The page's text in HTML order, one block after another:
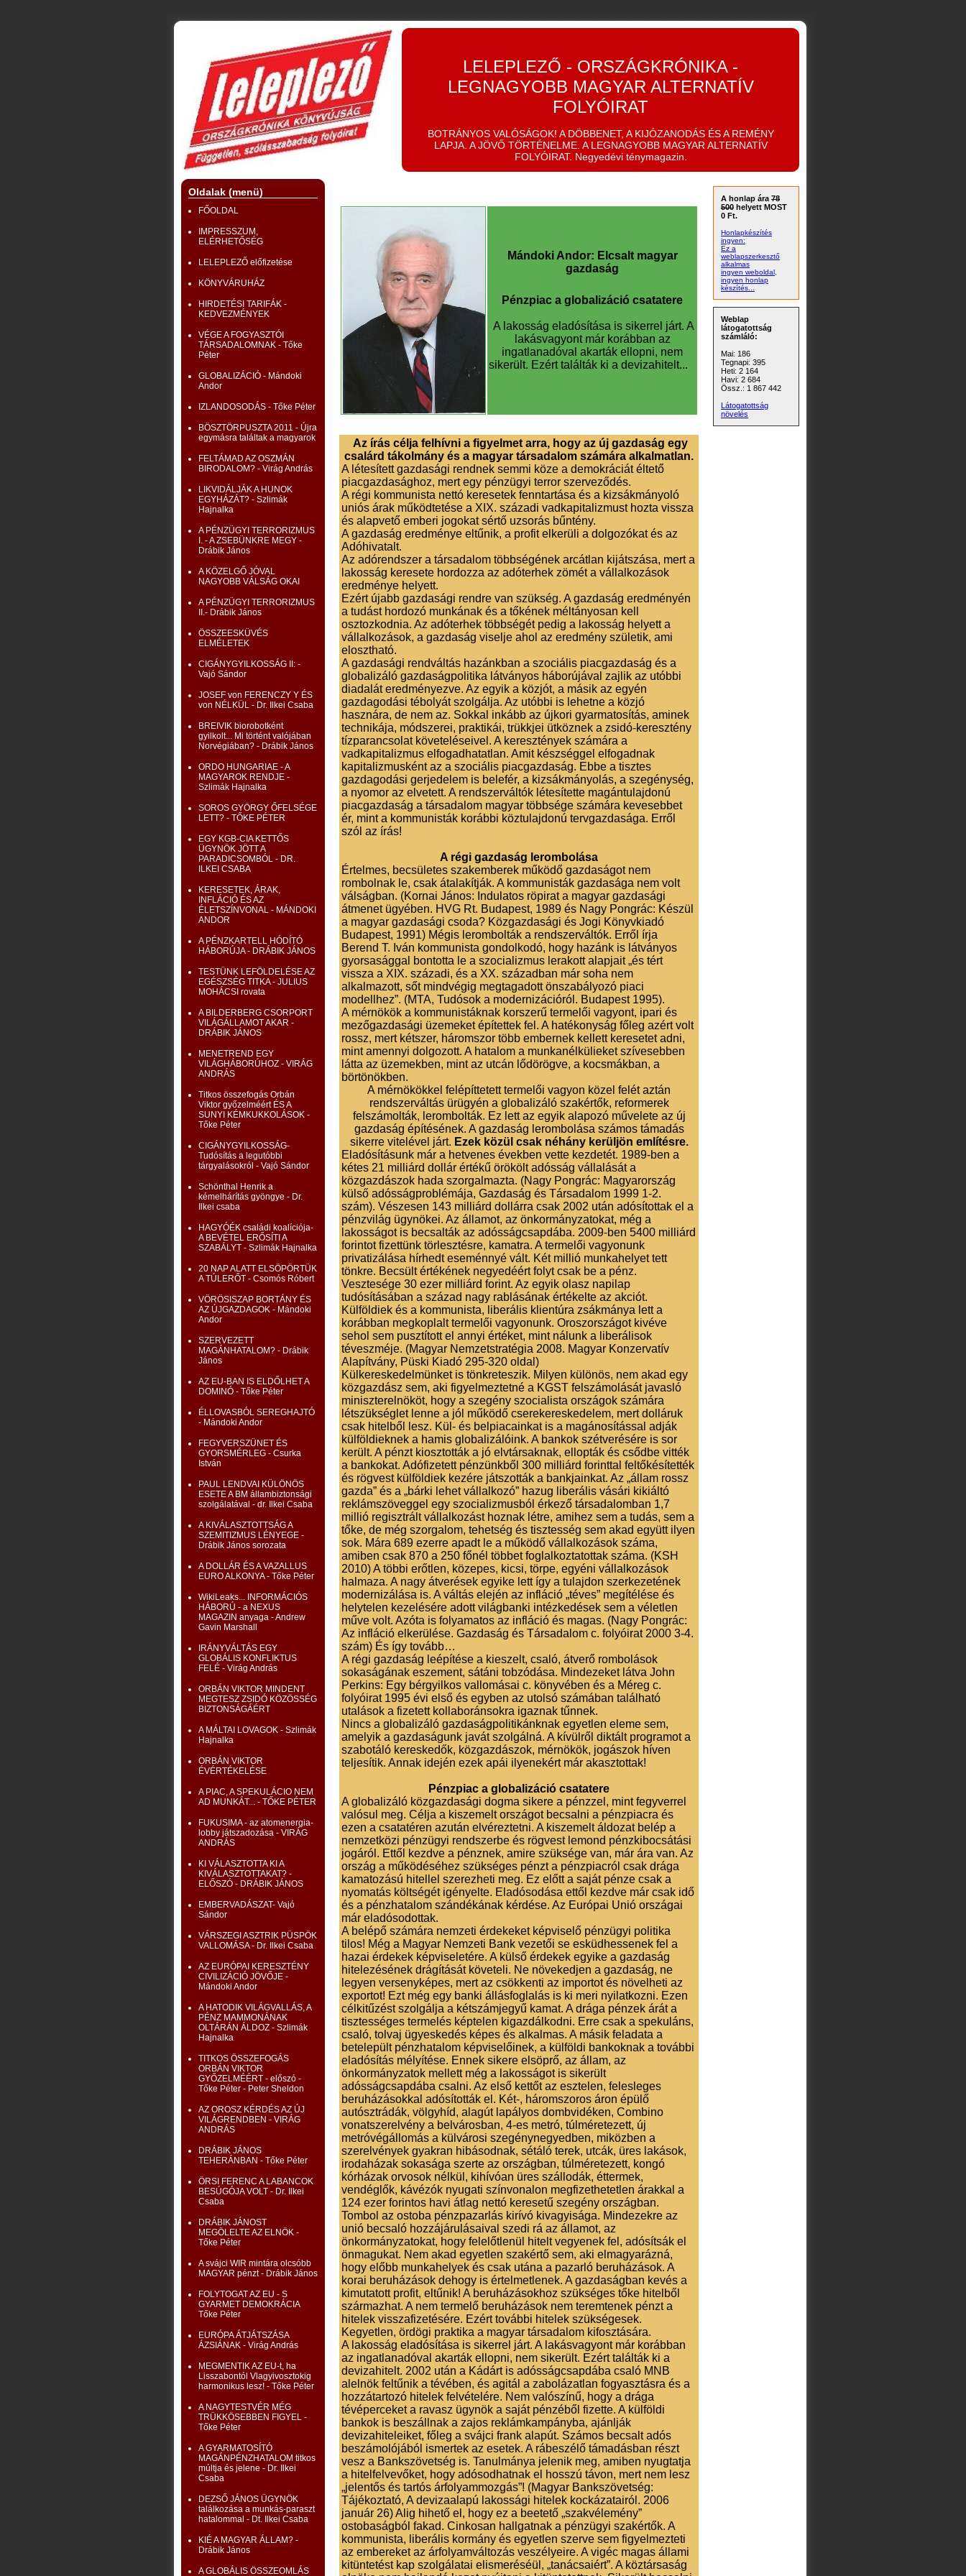
LELEPLEZŐ - ORSZÁGKRÓNIKA -
LEGNAGYOBB MAGYAR ALTERNATÍV
FOLYÓIRAT
BOTRÁNYOS VALÓSÁGOK! A DÖBBENET, A KIJÓZANODÁS ÉS A REMÉNY
LAPJA. A JÖVŐ TÖRTÉNELME. A LEGNAGYOBB MAGYAR ALTERNATÍV
FOLYÓIRAT. Negyedévi ténymagazin.
Oldalak (menü)
FŐOLDAL
IMPRESSZUM,
ELÉRHETŐSÉG
LELEPLEZŐ előfizetése
KÖNYVÁRUHÁZ
HIRDETÉSI TARIFÁK -
KEDVEZMÉNYEK
VÉGE A FOGYASZTÓI
TÁRSADALOMNAK - Tőke
Péter
GLOBALIZÁCIÓ - Mándoki
Andor
IZLANDOSODÁS - Tőke Péter
BÖSZTÖRPUSZTA 2011 - Újra
egymásra találtak a magyarok
FELTÁMAD AZ OSZMÁN
BIRODALOM? - Virág András
LIKVIDÁLJÁK A HUNOK
EGYHÁZÁT? - Szlimák
Hajnalka
A PÉNZÜGYI TERRORIZMUS
I. - A ZSEBÜNKRE MEGY -
Drábik János
A KÖZELGŐ JÓVAL
NAGYOBB VÁLSÁG OKAI
A PÉNZÜGYI TERRORIZMUS
II.- Drábik János
ÖSSZEESKÜVÉS
ELMÉLETEK
CIGÁNYGYILKOSSÁG II: -
Vajó Sándor
JOSEF von FERENCZY Y ÉS
von NÉLKÜL - Dr. Ilkei Csaba
BREIVIK biorobotként
gyilkolt... Mi történt valójában
Norvégiában? - Drábik János
ORDO HUNGARIAE - A
MAGYAROK RENDJE -
Szlimák Hajnalka
SOROS GYÖRGY ŐFELSÉGE
LETT? - TŐKE PÉTER
EGY KGB-CIA KETTŐS
ÜGYNÖK JÖTT A
PARADICSOMBÓL - DR.
ILKEI CSABA
KERESETEK, ÁRAK,
INFLÁCIÓ ÉS AZ
ÉLETSZÍNVONAL - MÁNDOKI
ANDOR
A PÉNZKARTELL HÓDÍTÓ
HÁBORÚJA - DRÁBIK JÁNOS
TESTÜNK LEFÖLDELÉSE AZ
EGÉSZSÉG TITKA - JULIUS
MOHÁCSI rovata
A BILDERBERG CSORPORT
VILÁGÁLLAMOT AKAR -
DRÁBIK JÁNOS
MENETREND EGY
VILÁGHÁBORÚHOZ - VIRÁG
ANDRÁS
Titkos összefogás Orbán
Viktor győzelméért ÉS A
SUNYI KÉMKUKKOLÁSOK -
Tőke Péter
CIGÁNYGYILKOSSÁG-
Tudósítás a legutóbbi
tárgyalásokról - Vajó Sándor
Schönthal Henrik a
kémelhárítás gyöngye - Dr.
Ilkei csaba
HAGYÓÉK családi koalíciója-
A BEVÉTEL ERŐSÍTI A
SZABÁLYT - Szlimák Hajnalka
20 NAP ALATT ELSÖPÖRTÜK
A TÚLERŐT - Csomós Róbert
VÖRÖSISZAP BORTÁNY ÉS
AZ ÚJGAZDAGOK - Mándoki
Andor
SZERVEZETT
MAGÁNHATALOM? - Drábik
János
AZ EU-BAN IS ELDŐLHET A
DOMINÓ - Tőke Péter
ÉLLOVASBÓL SEREGHAJTÓ
- Mándoki Andor
FEGYVERSZÜNET ÉS
GYORSMÉRLEG - Csurka
István
PAUL LENDVAI KÜLÖNÖS
ESETE A BM állambiztonsági
szolgálatával - dr. Ilkei Csaba
A KIVÁLASZTOTTSÁG A
SZEMITIZMUS LÉNYEGE -
Drábik János sorozata
A DOLLÁR ÉS A VAZALLUS
EURO ALKONYA - Tőke Péter
WikiLeaks... INFORMÁCIÓS
HÁBORÚ - a NEXUS
MAGAZIN anyaga - Andrew
Gavin Marshall
IRÁNYVÁLTÁS EGY
GLOBÁLIS KONFLIKTUS
FELÉ - Virág András
ORBÁN VIKTOR MINDENT
MEGTESZ ZSIDÓ KÖZÖSSÉG
BIZTONSÁGÁÉRT
A MÁLTAI LOVAGOK - Szlimák
Hajnalka
ORBÁN VIKTOR
ÉVÉRTÉKELÉSE
A PIAC, A SPEKULÁCIO NEM
AD MUNKÁT... - TŐKE PÉTER
FUKUSIMA - az atomenergia-
lobby játszadozása - VIRÁG
ANDRÁS
KI VÁLASZTOTTA KI A
KIVÁLASZTOTTAKAT? -
ELŐSZÓ - DRÁBIK JÁNOS
EMBERVADÁSZAT- Vajó
Sándor
VÁRSZEGI ASZTRIK PÜSPÖK
VALLOMÁSA - Dr. Ilkei Csaba
AZ EURÓPAI KERESZTÉNY
CIVILIZÁCIÓ JÖVŐJE -
Mándoki Andor
A HATODIK VILÁGVALLÁS, A
PÉNZ MAMMONÁNAK
OLTÁRÁN ÁLDOZ - Szlimák
Hajnalka
TITKOS ÖSSZEFOGÁS
ORBÁN VIKTOR
GYŐZELMÉÉRT - előszó -
Tőke Péter - Peter Sheldon
AZ OROSZ KÉRDÉS AZ ÚJ
VILÁGRENDBEN - VIRÁG
ANDRÁS
DRÁBIK JÁNOS
TEHERÁNBAN - Tőke Péter
ÖRSI FERENC A LABANCOK
BESÚGÓJA VOLT - Dr. Ilkei
Csaba
DRÁBIK JÁNOST
MEGÖLELTE AZ ELNÖK -
Tőke Péter
A svájci WIR mintára olcsóbb
MAGYAR pénzt - Drábik János
FOLYTOGAT AZ EU - S
GYARMET DEMOKRÁCIA
Tőke Péter
EURÓPA ÁTJÁTSZÁSA
ÁZSIÁNAK - Virág András
MEGMENTIK AZ EU-t, ha
Lisszabontól Vlagyivosztokig
harmonikus lesz! - Tőke Péter
A NAGYTESTVÉR MÉG
TRÜKKÖSEBBEN FIGYEL -
Tőke Péter
A GYARMATOSÍTÓ
MAGÁNPÉNZHATALOM titkos
múltja és jelene - Dr. Ilkei
Csaba
DEZSŐ JÁNOS ÜGYNÖK
találkozása a munkás-paraszt
hatalommal - Dt. Ilkei Csaba
KIÉ A MAGYAR ÁLLAM? -
Drábik János
A GLOBÁLIS ÖSSZEOMLÁS
Mándoki Andor: Elcsalt magyar
gazdaság
Pénzpiac a globalizáció csatatere
A lakosság eladósítása is sikerrel járt. A
lakásvagyont már korábban az
ingatlanadóval akarták ellopni, nem
sikerült. Ezért találták ki a devizahitelt...
Az írás célja felhívni a figyelmet arra, hogy az új gazdaság egy
csalárd tákolmány és a magyar társadalom számára alkalmatlan.
A létesített gazdasági rendnek semmi köze a demokráciát éltető
piacgazdasághoz, mert egy pénzügyi terror szerveződés.
A régi kommunista nettó keresetek fenntartása és a kizsákmányoló
uniós árak működtetése a XIX. századi vadkapitalizmust hozta vissza
és alapvető emberi jogokat sértő uzsorás bűntény.
A gazdaság eredménye eltűnik, a profit elkerüli a dolgozókat és az
Adóhivatalt.
Az adórendszer a társadalom többségének arcátlan kijátszása, mert a
lakosság keresete hordozza az adóterhek zömét a vállalkozások
eredménye helyett.
Ezért újabb gazdasági rendre van szükség. A gazdaság eredményén
a tudást hordozó munkának és a tőkének méltányosan kell
osztozkodnia. Az adóterhek többségét pedig a lakosság helyett a
vállalkozások, a gazdaság viselje ahol az eredmény születik, ami
elosztható.
A gazdasági rendváltás hazánkban a szociális piacgazdaság és a
globalizáló gazdaságpolitika látványos háborújával zajlik az utóbbi
diadalát eredményezve. Az egyik a közjót, a másik az egyén
gazdagodási tébolyát szolgálja. Az utóbbi is lehetne a közjó
hasznára, de nem az. Sokkal inkább az újkori gyarmatosítás, aminek
technikája, módszerei, praktikái, trükkjei ütköznek a zsidó-keresztény
tízparancsolat követeléseivel. A keresztények számára a
vadkapitalizmus elfogadhatatlan. Amit készséggel elfogadnak
kapitalizmusként az a szociális piacgazdaság. Ebbe a tisztes
gazdagodási gerjedelem is belefér, a kizsákmányolás, a szegénység,
a nyomor az elvetett. A rendszerváltók létesítette magántulajdonú
piacgazdaság a társadalom magyar többsége számára kevesebbet
ér, mint a kommunisták korábbi köztulajdonú tervgazdasága. Erről
szól az írás!
A régi gazdaság lerombolása
Értelmes, becsületes szakemberek működő gazdaságot nem
rombolnak le, csak átalakítják. A kommunisták gazdasága nem volt
válságban. (Kornai János: Indulatos röpirat a magyar gazdasági
átmenet ügyében. HVG Rt. Budapest, 1989 és Nagy Pongrác: Készül
a magyar gazdasági csoda? Közgazdasági és Jogi Könyvkiadó
Budapest, 1991) Mégis lerombolták a rendszerváltók. Erről írja
Berend T. Iván kommunista gondolkodó, hogy hazánk is látványos
gyorsasággal bontotta le a szocializmus lerakott alapjait „és tért
vissza a XIX. századi, és a XX. században már soha nem
alkalmazott, sőt mindvégig megtagadott önszabályozó piaci
modellhez”. (MTA, Tudósok a modernizációról. Budapest 1995).
A mérnökök a kommunistáknak korszerű termelői vagyont, ipari és
mezőgazdasági üzemeket építettek fel. A hatékonyság főleg azért volt
rossz, mert kétszer, háromszor több embernek kellett keresetet adni,
mint amennyi dolgozott. A hatalom a munkanélkülieket szívesebben
látta az üzemekben, mint az utcán lődörögve, a kocsmákban, a
börtönökben.
A mérnökökkel felépíttetett termelői vagyon közel felét aztán
rendszerváltás ürügyén a globalizáló szakértők, reformerek
felszámolták, lerombolták. Ez lett az egyik alapozó művelete az új
gazdaság építésének. A gazdaság lerombolása számos támadás
sikerre vitelével járt. Ezek közül csak néhány kerüljön említésre.
Eladósításunk már a hetvenes években vette kezdetét. 1989-ben a
kétes 21 milliárd dollár értékű örökölt adósság vállalását a
közgazdászok hada szorgalmazta. (Nagy Pongrác: Magyarország
külső adósságproblémája, Gazdaság és Társadalom 1999 1-2.
szám). Vészesen 143 milliárd dollárra csak 2002 után adósítottak el a
pénzvilág ügynökei. Az államot, az önkormányzatokat, még a
lakosságot is becsalták az adósságcsapdába. 2009-ben 5400 milliárd
forintot fizettünk törlesztésre, kamatra. A termelői vagyonunk
privatizálása hírhedt eseménnyé vált. Két millió munkahelyet tett
tönkre. Becsült értékének negyedéért folyt csak be a pénz.
Vesztesége 30 ezer milliárd forint. Az egyik olasz napilap
tudósításában a század nagy rablásának értékelte az akciót.
Külföldiek és a kommunista, liberális klientúra zsákmánya lett a
korábban megkoplalt termelői vagyonunk. Oroszországot kivéve
sehol sem pusztított el annyi értéket, mint nálunk a liberálisok
téveszméje. (Magyar Nemzetstratégia 2008. Magyar Konzervatív
Alapítvány, Püski Kiadó 295-320 oldal)
Külkereskedelmünket is tönkreteszik. Milyen különös, nem akad egy
közgazdász sem, aki figyelmeztetné a KGST felszámolását javasló
miniszterelnököt, hogy a szegény szocialista országok számára
létszükséglet lenne a jól működő cserekereskedelem, mert dolláruk
csak hitelből lesz. Kül- és belpiacainkat is a magánosítással adják
külföldieknek a hamis globalizálóink. A bankok szétverésére is sor
került. A pénzt kiosztották a jó elvtársaknak, ellopták és csődbe vitték
a bankokat. Adófizetett pénzünkből 300 milliárd forinttal feltőkésítették
és rögvest külföldiek kezére játszották a bankjainkat. Az „állam rossz
gazda” és a „bárki lehet vállalkozó” hazug liberális vásári kikiáltó
reklámszöveggel egy szocializmusból érkező társadalomban 1,7
millió regisztrált vállalkozást hoznak létre, amihez sem a tudás, sem a
tőke, de még szorgalom, tehetség és tisztesség sem akad együtt ilyen
sok. Mára 689 ezerre apadt le a működő vállalkozások száma,
amiben csak 870 a 250 főnél többet foglalkoztatottak száma. (KSH
2010) A többi erőtlen, közepes, kicsi, törpe, egyéni vállalkozások
halmaza. A nagy átverések egyike lett így a tulajdon szerkezetének
modernizálása is. A váltás elején az infláció „téves” megítélése és
helytelen kezelésére adott világbanki intézkedések sem a véletlen
műve volt. Azóta is folyamatos az infláció és magas. (Nagy Pongrác:
Az infláció elkerülése. Gazdaság és Társadalom c. folyóirat 2000 3-4.
szám) És így tovább…
A régi gazdaság leépítése a kieszelt, csaló, átverő rombolások
sokaságának eszement, sátáni tobzódása. Mindezeket látva John
Perkins: Egy bérgyilkos vallomásai c. könyvében és a Méreg c.
folyóirat 1995 évi első és egyben az utolsó számában található
utalások a fizetett kollaboránsokra igaznak tűnnek.
Nincs a globalizáló gazdaságpolitikánknak egyetlen eleme sem,
amelyik a gazdaságunk javát szolgálná. A kívülről diktált programot a
szabotáló kereskedők, közgazdászok, mérnökök, jogászok híven
teljesítik. Annak idején ezek apái ilyenekért már akasztottak!
Pénzpiac a globalizáció csatatere
A globalizáló közgazdasági dogma sikere a pénzzel, mint fegyverrel
valósul meg. Célja a kiszemelt országot becsalni a pénzpiacra és
ezen a csatatéren azután elvéreztetni. A kiszemelt áldozat belép a
nemzetközi pénzügyi rendszerbe és rögvest lemond pénzkibocsátási
jogáról. Ettől kezdve a pénznek, amire szüksége van, már ára van. Az
ország a működéséhez szükséges pénzt a pénzpiacról csak drága
kamatozású hitellel szerezheti meg. Ez előtt a saját pénze csak a
nyomatás költségét igényelte. Eladósodása ettől kezdve már csak idő
és a pénzhatalom szándékának kérdése. Az Európai Unió országai
már eladósodottak.
A belépő számára nemzeti érdekeket képviselő pénzügyi politika
tilos! Még a Magyar Nemzeti Bank vezetői se esküdhessenek fel a
hazai érdekek képviseletére. A külső érdekek egyike a gazdaság
hitelezésének drágítását követeli. Ne növekedjen a gazdaság, ne
legyen versenyképes, mert az csökkenti az importot és növelheti az
exportot! Ezt még egy banki állásfoglalás is ki meri nyilatkozni. Ezen
célkitűzést szolgálja a kétszámjegyű kamat. A drága pénzek árát a
tisztességes termelés képtelen kigazdálkodni. Erre csak a spekuláns,
csaló, tolvaj ügyeskedés képes és alkalmas. A másik feladata a
betelepült pénzhatalom képviselőinek, a külföldi bankoknak a további
eladósítás mélyítése. Ennek sikere elsöprő, az állam, az
önkormányzatok mellett még a lakosságot is sikerült
adósságcsapdába csalni. Az első kettőt az esztelen, felesleges
beruházásokkal adósították el. Két-, háromszoros áron épülő
autósztrádák, völgyhíd, alagút lapályos dombvidéken, Combino
vonatszerelvény a belvárosban, 4-es metró, túlméretezett, új
metróvégállomás a külvárosi szegénynegyedben, miközben a
szerelvények gyakran hibásodnak, sétáló terek, utcák, üres lakások,
irodaházak sokasága szerte az országban, túlméretezett, kongó
kórházak orvosok nélkül, kihívóan üres szállodák, éttermek,
vendéglők, kávézók nyugati színvonalon megfizethetetlen árakkal a
124 ezer forintos havi átlag nettó keresetű szegény országban.
Tombol az ostoba pénzpazarlás kirívó kivagyisága. Mindezekre az
unió becsaló hozzájárulásaival szedi rá az államot, az
önkormányzatokat, hogy felelőtlenül hitelt vegyenek fel, adósítsák el
önmagukat. Nem akad egyetlen szakértő sem, aki elmagyarázná,
hogy előbb munkahelyek és csak utána a pazarló beruházások. A
korai beruházások dehogy is értelmetlenek. A gazdaságban kevés a
kimutatott profit, eltűnik! A beruházásokhoz szükséges tőke hitelből
származhat. A nem termelő beruházások nem teremtenek pénzt a
hitelek visszafizetésére. Ezért további hitelek szükségesek.
Kegyetlen, ördögi praktika a magyar társadalom kifosztására.
A lakosság eladósítása is sikerrel járt. A lakásvagyont már korábban
az ingatlanadóval akarták ellopni, nem sikerült. Ezért találták ki a
devizahitelt. 2002 után a Kádárt is adósságcsapdába csaló MNB
alelnök feltűnik a tévében, és agitál a zabolázatlan fogyasztásra és a
hozzátartozó hitelek felvételére. Nem valószínű, hogy a drága
tévéperceket a ravasz ügynök a saját pénzéből fizette. A külföldi
bankok is beszállnak a zajos reklámkampányba, ajánlják
devizahiteleiket, főleg a svájci frank alapút. Számos becsalt adós
beszámolójából ismertek az esetek. A rábeszélő támadásban részt
vesz a Bankszövetség is. Tanulmánya jelenik meg, amiben nyugtatja
a hitelfelvevőket, hogy adósodhatnak el hosszú távon, mert nem lesz
„jelentős és tartós árfolyammozgás”! (Magyar Bankszövetség:
Tájékoztató, A devizaalapú lakossági hitelek kockázatairól. 2006
január 26) Alig hihető el, hogy ez a beetető „szakvélemény”
ostobaságból fakad. Cinkosan hallgatnak a pénzügyi szakértők. A
kommunista, liberális kormány és egyetlen szerve sem figyelmezteti
az embereket az árfolyamváltozás veszélyeire. A vigéc magas állami
kitüntetést kap szolgálatai elismeréséül, „tanácsaiért”. A köztársaság
A honlap ára 78
500 helyett MOST
0 Ft.
Honlapkészítés
ingyen:
Ez a
weblapszerkesztő
alkalmas
ingyen weboldal,
ingyen honlap
készítés...
Weblap
látogatottság
számláló:
Mai: 186
Tegnapi: 395
Heti: 2 164
Havi: 2 684
Össz.: 1 867 442
Látogatottság
növelés